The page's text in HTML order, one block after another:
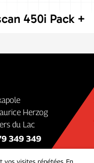
450i Pack +
Herzog
du Lac
349 349
vos visites répétées. En